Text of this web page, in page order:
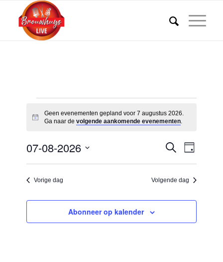
Evenementen
in
7
augustus
2026
Bericht
Geen evenementen gepland voor 7 augustus 2026.
Ga naar de volgende aankomende evenementen.
Zoeken
en
navigatie
Zoeken
Dag
07-08-2026
datum.
Vorige dag Volgende dag
Abonneer op kalender